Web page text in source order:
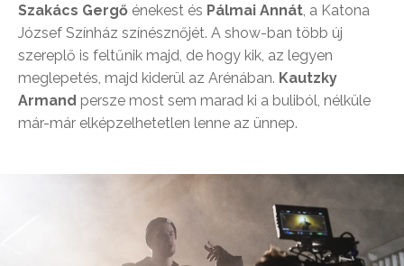
Szakács Gergő énekest és Pálmai Annát , a Katona
József Színház színésznőjét. A show-ban több új
szereplő is feltűnik majd, de hogy kik, az legyen
meglepetés, majd kiderül az Arénában. Kautzky
Armand persze most sem marad ki a buliból, nélküle
már-már elképzelhetetlen lenne az ünnep.